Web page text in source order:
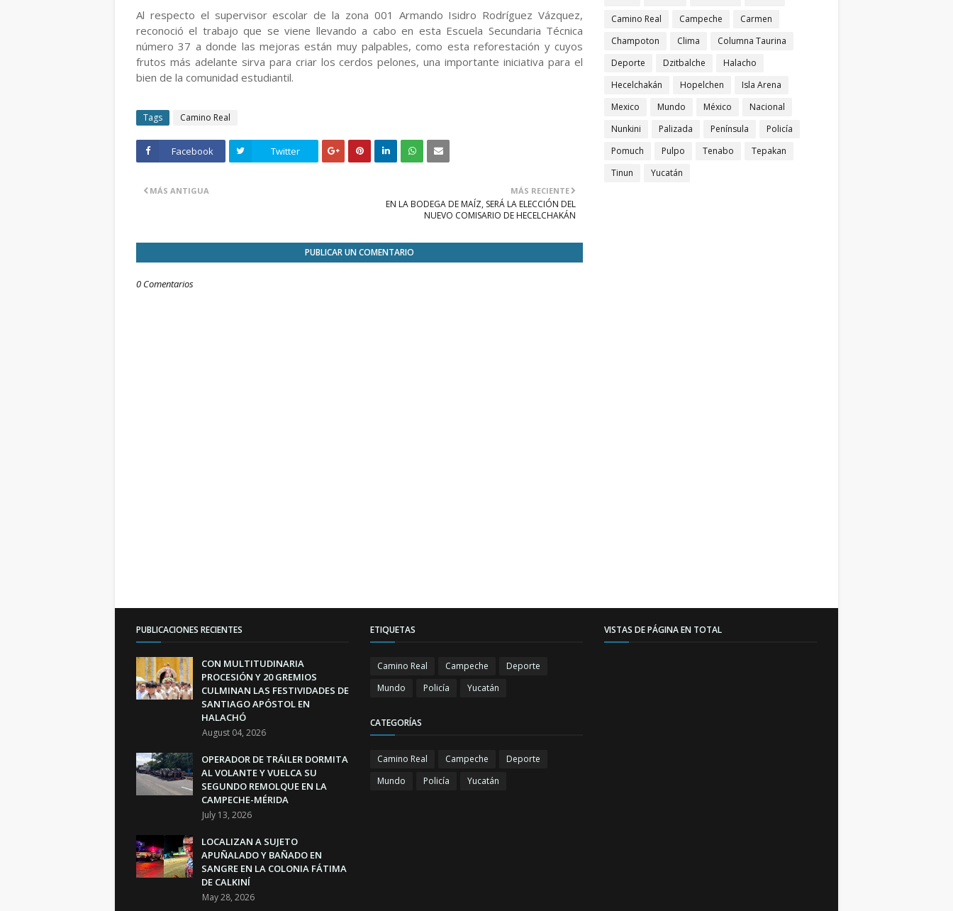
Al respecto el supervisor escolar de la zona 001 Armando Isidro Rodríguez Vázquez,
reconoció el trabajo que se viene llevando a cabo en esta Escuela Secundaria Técnica
número 37 a donde las mejoras están muy palpables, como esta reforestación y cuyos
frutos más adelante sirva para criar los cerdos pelones, una importante iniciativa para el
bien de la comunidad estudiantil.
Tags Camino Real
Facebook Twitter
MÁS RECIENTE
EN LA BODEGA DE MAÍZ, SERÁ LA ELECCIÓN DEL
NUEVO COMISARIO DE HECELCHAKÁN
MÁS ANTIGUA
PUBLICAR UN COMENTARIO
0 Comentarios
Camino Real
Campeche
Carmen
Champoton
Clima
Columna Taurina
Deporte
Dzitbalche
Halacho
Hecelchakán
Hopelchen
Isla Arena
Mexico
Mundo México
Nacional
Nunkini
Palizada Península
Policía
Pomuch
Pulpo Tenabo
Tepakan
Tinun
Yucatán
PUBLICACIONES RECIENTES
CON MULTITUDINARIA
PROCESIÓN Y 20 GREMIOS
CULMINAN LAS FESTIVIDADES DE
SANTIAGO APÓSTOL EN
HALACHÓ
August 04, 2026
OPERADOR DE TRÁILER DORMITA
AL VOLANTE Y VUELCA SU
SEGUNDO REMOLQUE EN LA
CAMPECHE-MÉRIDA
July 13, 2026
LOCALIZAN A SUJETO
APUÑALADO Y BAÑADO EN
SANGRE EN LA COLONIA FÁTIMA
DE CALKINÍ
May 28, 2026
ETIQUETAS
Camino Real Campeche
Deporte
Mundo
Policía Yucatán
CATEGORÍAS
Camino Real Campeche
Deporte
Mundo
Policía Yucatán
VISTAS DE PÁGINA EN TOTAL